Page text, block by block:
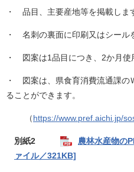
・ 品目、主要産地等を掲載しま
・ 名刺の裏面に印刷又はシール
・ 図案は1品目につき、2か月使
・ 図案は、県食育消費流通課の
ることができます。
（https://www.pref.aichi.jp/
別紙2
農林水産物の
ァイル／321KB]